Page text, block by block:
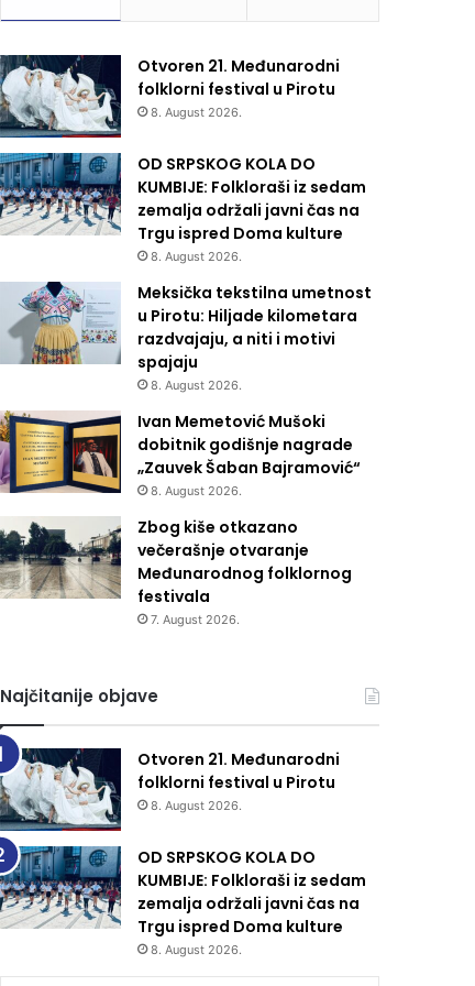
Otvoren 21. Međunarodni
folklorni festival u Pirotu
8. August 2026.
OD SRPSKOG KOLA DO
KUMBIJE: Folkloraši iz sedam
zemalja održali javni čas na
Trgu ispred Doma kulture
8. August 2026.
Meksička tekstilna umetnost
u Pirotu: Hiljade kilometara
razdvajaju, a niti i motivi
spajaju
8. August 2026.
Ivan Memetović Mušoki
dobitnik godišnje nagrade
„Zauvek Šaban Bajramović“
8. August 2026.
Zbog kiše otkazano
večerašnje otvaranje
Međunarodnog folklornog
festivala
7. August 2026.
Najčitanije objave
Otvoren 21. Međunarodni
folklorni festival u Pirotu
8. August 2026.
OD SRPSKOG KOLA DO
KUMBIJE: Folkloraši iz sedam
zemalja održali javni čas na
Trgu ispred Doma kulture
8. August 2026.